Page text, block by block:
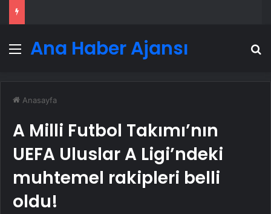
Menü
Ana Haber Ajansı
Anasayfa
A Milli Futbol Takımı’nın
UEFA Uluslar A Ligi’ndeki
muhtemel rakipleri belli
oldu!